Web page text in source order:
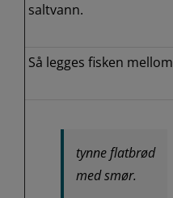
saltvann.
Så legges fisken mellom
tynne flatbrød
med smør.